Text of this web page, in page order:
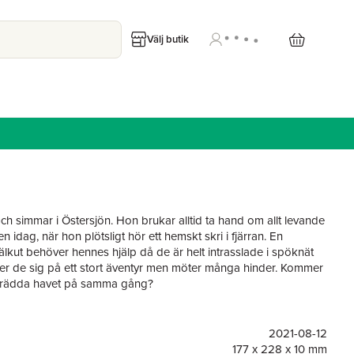
Välj butik
simmar i Östersjön. Hon brukar alltid ta hand om allt levande
idag, när hon plötsligt hör ett hemskt skri i fjärran. En
behöver hennes hjälp då de är helt intrasslade i spöknät
de sig på ett stort äventyr men möter många hinder. Kommer
havet på samma gång?
problemen i Östersjön och vad vi kan göra tillsammans för
av Linda Ågren, Sveriges första professionella
2021-08-12
177 x 228 x 10 mm